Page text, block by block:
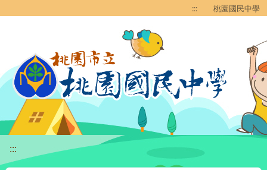
::: 桃園國民中學
:::